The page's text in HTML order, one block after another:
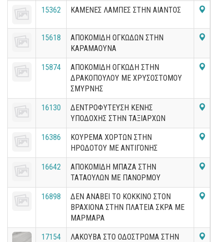
15362 ΚΑΜΕΝΕΣ ΛΑΜΠΕΣ ΣΤΗΝ ΑΙΑΝΤΟΣ
15618
ΑΠΟΚΟΜΙΔΗ ΟΓΚΩΔΩΝ ΣΤΗΝ
ΚΑΡΑΜΑΟΥΝΑ
15874
ΑΠΟΚΟΜΙΔΗ ΟΓΚΩΔΗ ΣΤΗΝ
ΔΡΑΚΟΠΟΥΛΟΥ ΜΕ ΧΡΥΣΟΣΤΟΜΟΥ
ΣΜΥΡΝΗΣ
16130
ΔΕΝΤΡΟΦΥΤΕΥΣΗ ΚΕΝΗΣ
ΥΠΟΔΟΧΗΣ ΣΤΗΝ ΤΑΞΙΑΡΧΩΝ
16386
ΚΟΥΡΕΜΑ ΧΟΡΤΩΝ ΣΤΗΝ
ΗΡΟΔΟΤΟΥ ΜΕ ΑΝΤΙΓΟΝΗΣ
16642
ΑΠΟΚΟΜΙΔΗ ΜΠΑΖΑ ΣΤΗΝ
ΤΑΤΑΟΥΛΩΝ ΜΕ ΠΑΝΟΡΜΟΥ
16898
ΔΕΝ ΑΝΑΒΕΙ ΤΟ ΚΟΚΚΙΝΟ ΣΤΟΝ
ΒΡΑΧΙΟΝΑ ΣΤΗΝ ΠΛΑΤΕΙΑ ΣΚΡΑ ΜΕ
ΜΑΡΜΑΡΑ
17154
ΛΑΚΟΥΒΑ ΣΤΟ ΟΔΟΣΤΡΩΜΑ ΣΤΗΝ